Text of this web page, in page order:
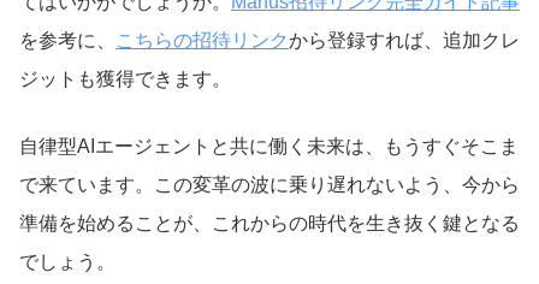
を参考に、
こちらの招待リンクから登録すれば、追加クレ
ジットも獲得できます。
自律型AIエージェントと共に働く未来は、もうすぐそこま
で来ています。この変革の波に乗り遅れないよう、今から
準備を始めることが、これからの時代を生き抜く鍵となる
でしょう。